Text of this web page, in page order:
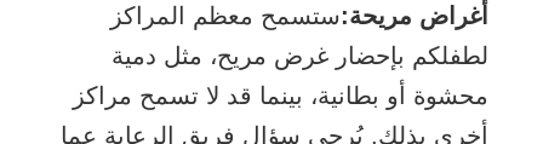
أغراض مريحة:ستسمح معظم المراكز
لطفلكم بإحضار غرض مريح، مثل دمية
محشوة أو بطانية، بينما قد لا تسمح مراكز
أخرى بذلك. يُرجى سؤال فريق الرعاية عما